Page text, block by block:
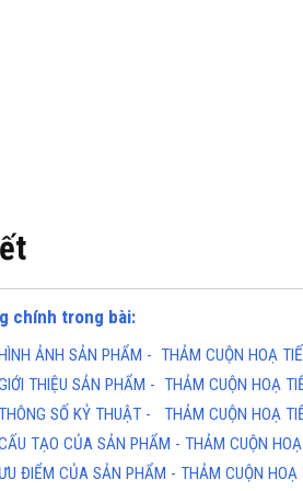
CHUYÊN THẢM CUỘN
KHUẨN TẠI HÀ NỘI
0934943033
chính trong bài:
ẢNH SẢN PHẨM - THẢM CUỘN HOẠ
THIỆU SẢN PHẨM - THẢM CUỘN HOẠ
SỐ KỶ THUẬT - THẢM CUỘN HOẠ
TẠO CỦA SẢN PHẨM - THẢM CUỘN
ĐIỂM CỦA SẢN PHẨM - THẢM CUỘN